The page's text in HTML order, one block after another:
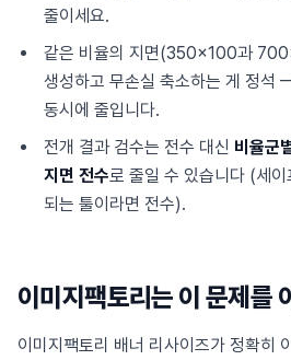
줄이세요.
같은 비율의 지면(350×100과
생성하고 무손실 축소하는 게 정석
동시에 줄입니다.
전개 결과 검수는 전수 대신 비율군
지면 전수로 줄일 수 있습니다 (세
되는 툴이라면 전수).
이미지팩토리는 이 문제를
이미지팩토리 배너 리사이즈가 정확히